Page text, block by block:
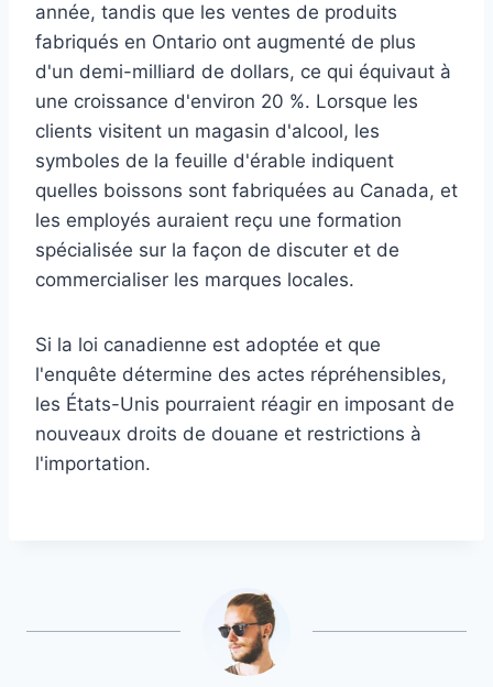
année, tandis que les ventes de produits
fabriqués en Ontario ont augmenté de plus
d'un demi-milliard de dollars, ce qui équivaut à
une croissance d'environ 20 %. Lorsque les
clients visitent un magasin d'alcool, les
symboles de la feuille d'érable indiquent
quelles boissons sont fabriquées au Canada, et
les employés auraient reçu une formation
spécialisée sur la façon de discuter et de
commercialiser les marques locales.
Si la loi canadienne est adoptée et que
l'enquête détermine des actes répréhensibles,
les États-Unis pourraient réagir en imposant de
nouveaux droits de douane et restrictions à
l'importation.